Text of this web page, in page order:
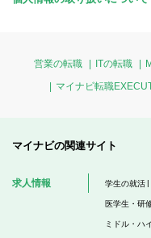
営業の転職 ITの転職
マイナビ転職
マイナビの関連サイト
求人情報 学生の就活
医学生・研
ミドル・ハ